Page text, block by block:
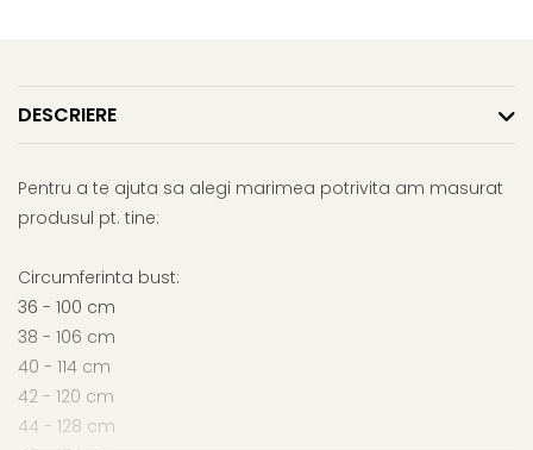
DESCRIERE
Pentru a te ajuta sa alegi marimea potrivita am masurat
produsul pt. tine:
Circumferinta bust:
36 - 100 cm
38 - 106 cm
40 - 114 cm
42 - 120 cm
44 - 128 cm